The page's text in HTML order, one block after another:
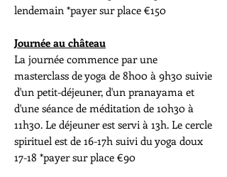
lendemain *payer sur place €150
Journée au château
La journée commence par une
masterclass de yoga de 8h00 à 9h30 suivie
d'un petit-déjeuner, d'un pranayama et
d'une séance de méditation de 10h30 à
11h30. Le déjeuner est servi à 13h. Le cercle
spirituel est de 16-17h suivi du yoga doux
17-18 *payer sur place €90